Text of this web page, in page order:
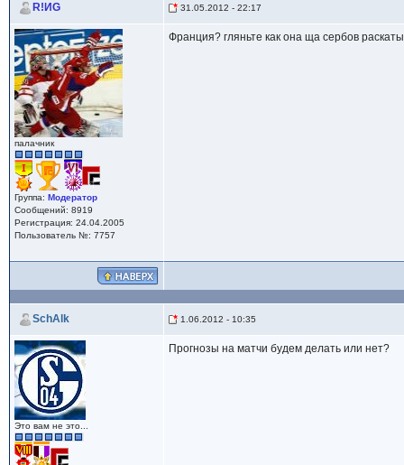
R!ИG 31.05.2012 - 22:17
палачник
Группа: Модератор
Сообщений: 8919
Регистрация: 24.04.2005
Пользователь №: 7757
Франция? гляньте как она ща сербов
SchAlk 1.06.2012 - 10:35
Это вам не это...
Прогнозы на матчи будем делать или нет?